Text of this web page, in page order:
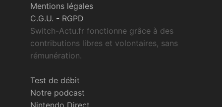
Mentions légales
C.G.U. - RGPD
Switch-Actu.fr fonctionne grâce à des
contributions libres et volontaires, sans
rémunération.
Test de débit
Notre podcast
Nintendo Direct